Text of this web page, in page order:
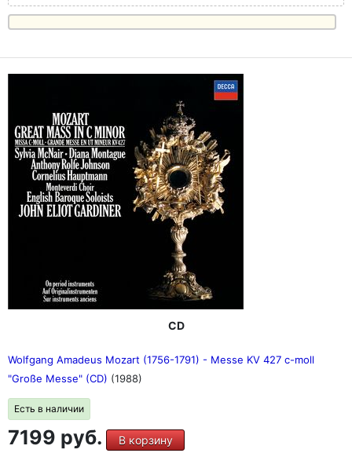
CD
Wolfgang Amadeus Mozart (1756-1791) - Messe KV 427 c-moll
"Große Messe" (CD) (1988)
Есть в наличии
7199 руб. В корзину